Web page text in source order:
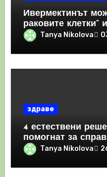
Ивермектинът
раковите клетки“
имунния отговор
Tanya Nikolova
здраве
4 естествени
помогнат за
Tanya Nikolova